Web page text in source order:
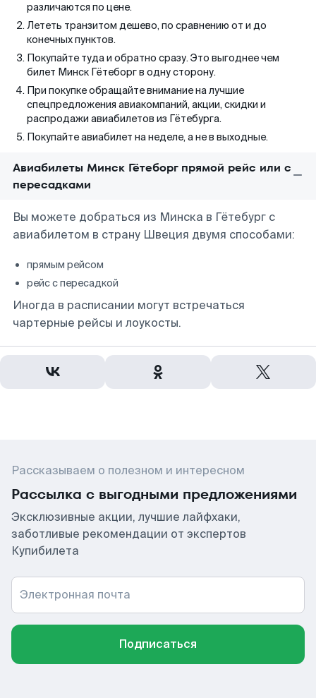
различаются по цене.
Лететь транзитом дешево, по сравнению от и до
конечных пунктов.
Покупайте туда и обратно сразу. Это выгоднее чем
билет Минск Гётеборг в одну сторону.
При покупке обращайте внимание на лучшие
спецпредложения авиакомпаний, акции, скидки и
распродажи авиабилетов из Гётебурга.
Покупайте авиабилет на неделе, а не в выходные.
Авиабилеты Минск Гётеборг прямой рейс или с
пересадками
Вы можете добраться из Минска в Гётебург с
авиабилетом в страну Швеция двумя способами:
прямым рейсом
рейс с пересадкой
Иногда в расписании могут встречаться
чартерные рейсы и лоукосты.
Рассказываем о полезном и интересном
Рассылка с выгодными предложениями
Эксклюзивные акции, лучшие лайфхаки,
заботливые рекомендации от экспертов
Купибилета
Электронная почта
Подписаться